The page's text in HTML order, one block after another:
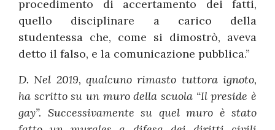
procedimento di accertamento dei fatti,
quello disciplinare a carico della
studentessa che, come si dimostrò, aveva
detto il falso, e la comunicazione pubblica.”
D. Nel 2019, qualcuno rimasto tuttora ignoto,
ha scritto su un muro della scuola “Il preside è
gay”. Successivamente su quel muro è stato